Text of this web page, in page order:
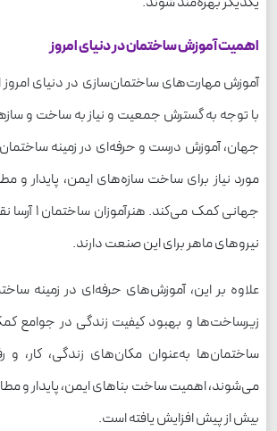
اهمیت آموزش ساختمان در دنیای امروز
آموزش مهارت‌های ساختمان‌سازی در دنیای امروز
با توجه به گسترش جمعیت و نیاز به ساخت و
جهان، آموزش درست و حرفه‌ای در زمینه
مورد نیاز برای ساخت سازه‌های ایمن، پایدار و
جهانی کمک
نیروهای ماهر برای این صنعت دارند.
علاوه بر این، آموزش‌های حرفه‌ای در زمینه
زیرساخت‌ها و بهبود کیفیت زندگی در جوامع
ساختمان‌ها به‌عنوان مکان‌های زندگی، کار، و
می‌شوند، اهمیت ساخت بناهای ایمن، پایدار و
بیش از پیش افزایش یافته است.